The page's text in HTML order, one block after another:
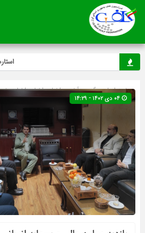
صفحه اصلی» گروه »آخرین اخبار»اخبار»اخبار ویژه